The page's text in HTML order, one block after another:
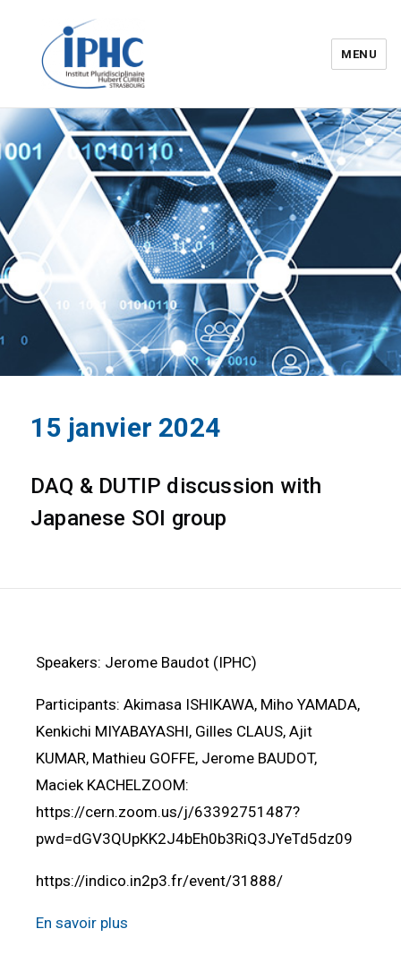
Institut pluridisciplinaire Hubert
Curien – IPHC
MENU
15 janvier 2024
DAQ & DUTIP discussion with
Japanese SOI group
Speakers: Jerome Baudot (IPHC)
Participants: Akimasa ISHIKAWA, Miho YAMADA,
Kenkichi MIYABAYASHI, Gilles CLAUS, Ajit
KUMAR, Mathieu GOFFE, Jerome BAUDOT,
Maciek KACHELZOOM:
https://cern.zoom.us/j/63392751487?
pwd=dGV3QUpKK2J4bEh0b3RiQ3JYeTd5dz09
https://indico.in2p3.fr/event/31888/
En savoir plus